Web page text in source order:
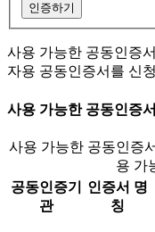
인증하기
사용 가능한 공동인증
자용 공동인증서를 신
사용 가능한 공동인증
사용 가능한 공동인증
용 가
공동인증기
관
인증서 명
칭